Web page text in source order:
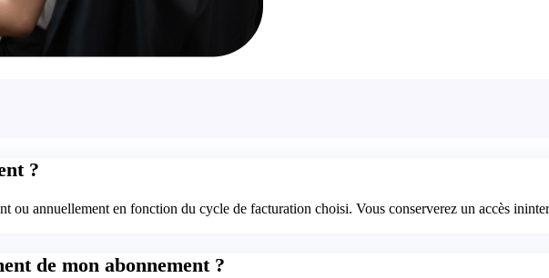
?
ou annuellement en fonction du cycle de facturation choisi. Vous conserverez un accès
de mon abonnement ?